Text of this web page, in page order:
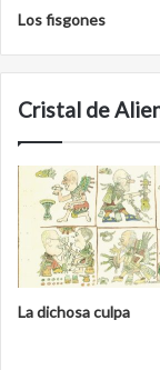
Los fisgones
Cristal de
La dichosa culpa